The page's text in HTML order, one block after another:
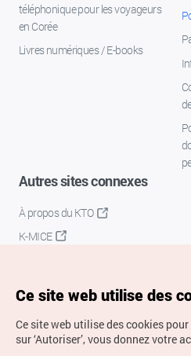
téléphonique pour les voyageurs
en Corée
Livres numériques / E-books
Autres sites connexes
À propos du KTO
K-MICE
Ce site web utilise des
Ce site web utilise des cookies
sur ‘Autoriser’, vous donnez votre